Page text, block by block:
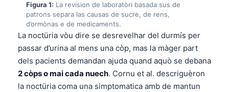
Figura 1: La revision de laboratòri basada sus de
patrons separa las causas de sucre, de rens,
d’ormònas e de medicaments.
La noctüria vòu dire se desrevelhar del durmís per
passar d’urina al mens una còp, mas la màger part
dels pacients demandan ajuda quand aquò se debana
2 còps o mai cada nuech. Cornu et al. descriguèron
la noctüria coma una simptomatica amb de mantun